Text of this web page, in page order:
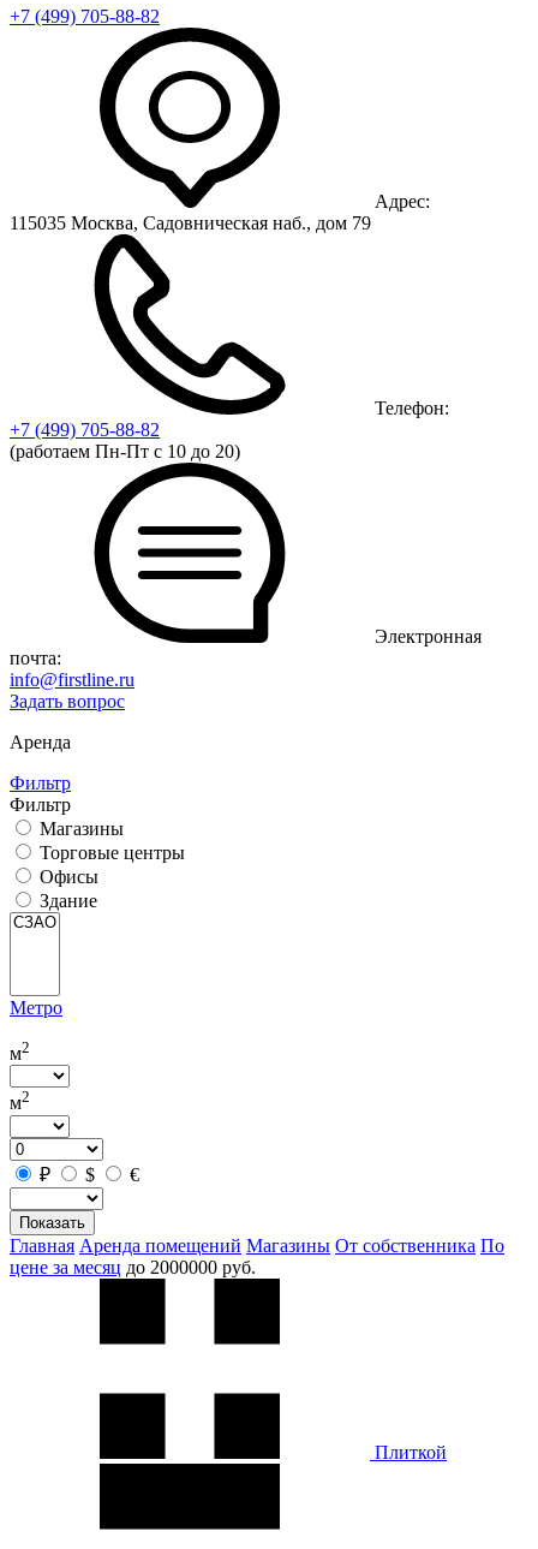
+7 (499) 705-88-82
Адрес:
115035 Москва, Садовническая наб., дом 79
Телефон:
+7 (499) 705-88-82
(работаем Пн-Пт с 10 до 20)
Электронная
почта:
info@firstline.ru
Задать вопрос
Аренда
Фильтр
Фильтр
Магазины
Торговые центры
Офисы
Здание
Метро
м2
м2
₽ $ €
Показать
Главная Аренда помещений Магазины От собственника По
цене за месяц до 2000000 руб.
Плиткой